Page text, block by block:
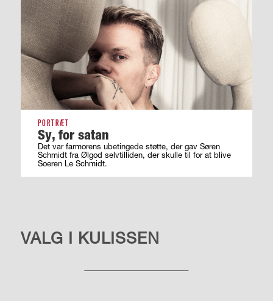
PORTRÆT
Sy, for satan
Det var farmorens ubetingede støtte, der gav Søren
Schmidt fra Ølgod selvtilliden, der skulle til for at blive
Soeren Le Schmidt.
VALG I KULISSEN